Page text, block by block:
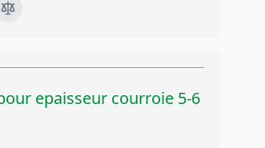
epaisseur courroie 5-6